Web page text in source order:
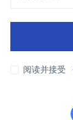
阅读并接受